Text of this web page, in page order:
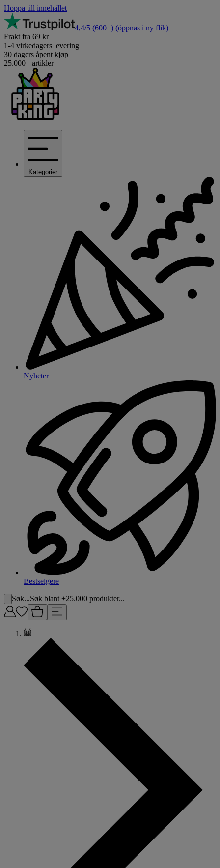
Hoppa till innehållet
4,4/5 (600+) (öppnas i ny flik)
Frakt fra 69 kr
1-4 virkedagers levering
30 dagers åpent kjøp
25.000+ artikler
Kategorier
Nyheter
Bestselgere
Søk...Søk blant +25.000 produkter...